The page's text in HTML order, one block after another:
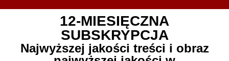
12-MIESIĘCZNA
SUBSKRYPCJA
Najwyższej jakości treści i obraz